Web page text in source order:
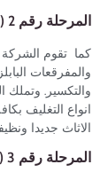
المرحلة رقم 2 ( تغليف الاثاث )
كما تقوم الشركة
والمفرقعات
والتكسير. وتملك
انواع التغليف
الاثاث جديدا
المرحلة رقم 3 ( تركيب الاثاث)